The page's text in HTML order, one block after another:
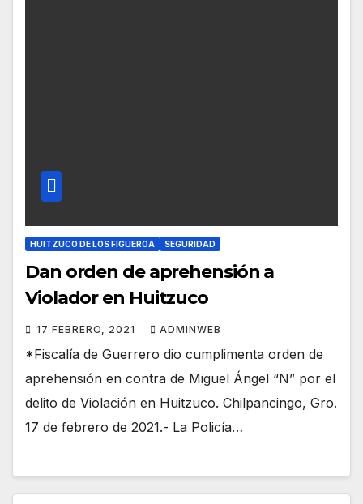
HUITZUCO DE LOS FIGUEROA SEGURIDAD
Dan orden de aprehensión a
Violador en Huitzuco
17 FEBRERO, 2021 ADMINWEB
*Fiscalía de Guerrero dio cumplimenta orden de
aprehensión en contra de Miguel Ángel “N” por el
delito de Violación en Huitzuco. Chilpancingo, Gro.
17 de febrero de 2021.- La Policía…